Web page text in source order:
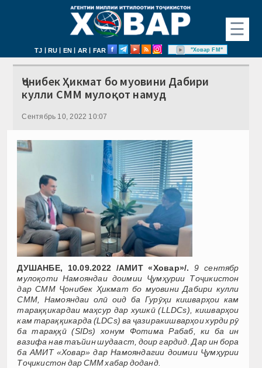
☰
TJ | RU | EN | AR | FAR "Ховар FM"
Ҷонибек Ҳикмат бо муовини Дабири
кулли СММ мулоқот намуд
Сентябрь 10, 2022 10:07
ДУШАНБЕ, 10.09.2022 /АМИТ «Ховар»/.
9 сентябр
мулоқоти Намояндаи доимии Ҷумҳурии Тоҷикистон
дар СММ Ҷонибек Ҳикмат бо муовини Дабири кулли
СММ, Намояндаи олӣ оид ба Гурӯҳи кишварҳои кам
тараққикардаи маҳсур дар хушкӣ (LLDCs), кишварҳои
кам тараққикарда (LDCs) ва ҷазиракишварҳои хурди рӯ
ба тараққӣ (SIDs) хонум Фотима Рабаб, ки ба ин
вазифа нав таъйин шудааст, доир гардид. Дар ин бора
ба АМИТ «Ховар» дар Намояндагии доимии Ҷумҳурии
Тоҷикистон дар СММ хабар доданд.